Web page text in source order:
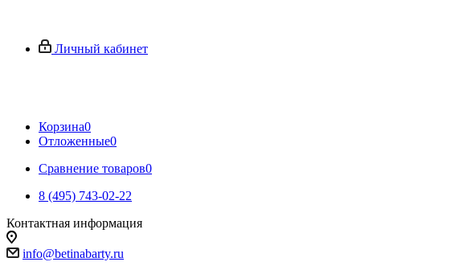
Личный кабинет
Корзина0
Отложенные0
Сравнение товаров0
8 (495) 743-02-22
Контактная информация
info@betinabarty.ru